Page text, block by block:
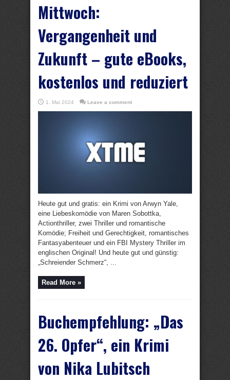
Mittwoch:
Vergangenheit und
Zukunft – gute eBooks,
kostenlos und reduziert
1. Mai 2024 Leave a comment
Heute gut und gratis: ein Krimi von Arwyn Yale,
eine Liebeskomödie von Maren Sobottka,
Actionthriller, zwei Thriller und romantische
Komödie; Freiheit und Gerechtigkeit, romantisches
Fantasyabenteuer und ein FBI Mystery Thriller im
englischen Original! Und heute gut und günstig:
„Schreiender Schmerz“, ...
Read More »
Buchempfehlung: „Das
26. Opfer“, ein Krimi
von Nika Lubitsch